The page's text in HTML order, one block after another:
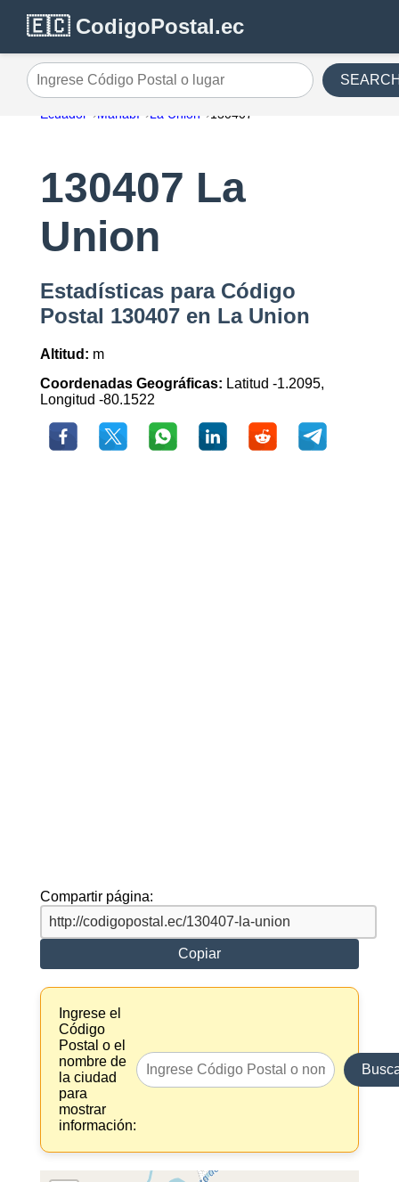
🇪🇨 CodigoPostal.ec
Ingrese Código Postal o lugar
Ecuador Manabí La Union 130407
130407 La
Union
Estadísticas para Código
Postal 130407 en La Union
Altitud: m
Coordenadas Geográficas: Latitud -1.2095,
Longitud -80.1522
Compartir página:
Copiar
Ingrese el
Código
Postal o el
nombre de
la ciudad
para
mostrar
información: